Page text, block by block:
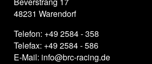
48231 Warendorf
Telefon: +49 2584 - 358
Telefax: +49 2584 - 586
E-Mail: info@brc-racing.de